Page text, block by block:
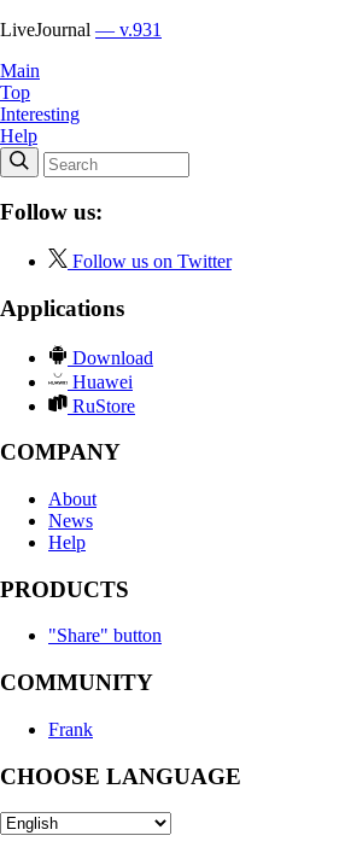
LiveJournal — v.931
Main
Top
Interesting
Help
Follow us:
Follow us on Twitter
Applications
Download
Huawei
RuStore
COMPANY
About
News
Help
PRODUCTS
"Share" button
COMMUNITY
Frank
CHOOSE LANGUAGE